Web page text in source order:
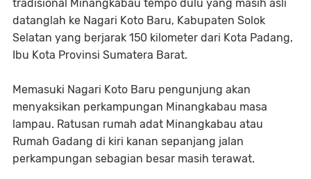
tradisional Minangkabau tempo dulu yang masih asli
datanglah ke Nagari Koto Baru, Kabupaten Solok
Selatan yang berjarak 150 kilometer dari Kota Padang,
Ibu Kota Provinsi Sumatera Barat.
Memasuki Nagari Koto Baru pengunjung akan
menyaksikan perkampungan Minangkabau masa
lampau. Ratusan rumah adat Minangkabau atau
Rumah Gadang di kiri kanan sepanjang jalan
perkampungan sebagian besar masih terawat.